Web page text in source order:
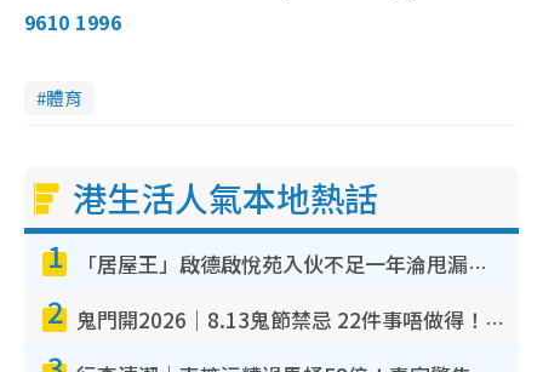
9610 1996
體育
港生活人氣本地熱話
1 「居屋王」啟德啟悅苑入伙不足一年淪甩漏之王！插頭噴火花致大停電 多戶業主全屋家電報銷
2 鬼門開2026｜8.13鬼節禁忌 22件事唔做得！燒肉、刺身要少食？半夜勿吹口哨/打呢個電話